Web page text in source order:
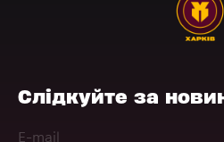
Слідкуйте за